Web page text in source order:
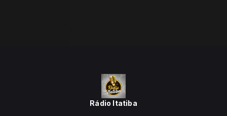
Rádio Itatiba